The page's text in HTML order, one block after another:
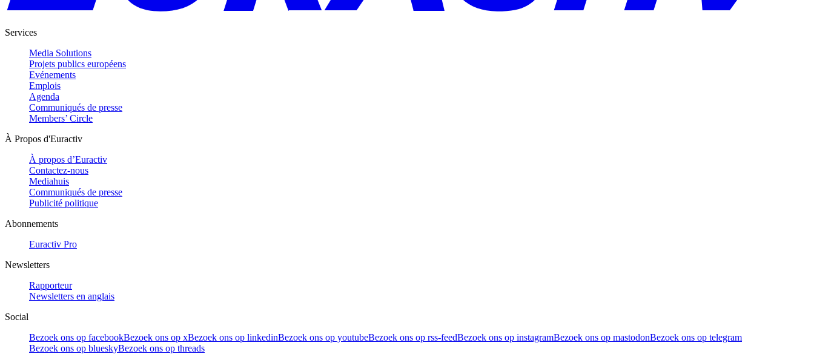
Services
Media Solutions
Projets publics européens
Evénements
Emplois
Agenda
Communiqués de presse
Members’ Circle
À Propos d'Euractiv
À propos d’Euractiv
Contactez-nous
Mediahuis
Communiqués de presse
Publicité politique
Abonnements
Euractiv Pro
Newsletters
Rapporteur
Newsletters en anglais
Social
Bezoek ons op facebookBezoek ons op xBezoek ons op linkedinBezoek ons op youtubeBezoek ons op rss-feedBezoek ons op instagramBezoek ons op mastodonBezoek ons op telegram
Bezoek ons op blueskyBezoek ons op threads